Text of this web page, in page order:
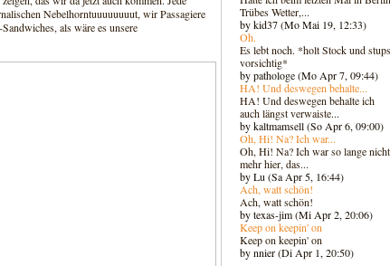
Nebelhorntuuuuuuuut, wir Passagiere
als wäre es unsere
Trübes Wetter,...
by kid37 (Mo Mai 19, 12:33)
Oh.
Es lebt noch. *holt Stock und
vorsichtig*
by pathologe (Mo Apr 7, 09:44)
HA! Und deswegen behalte...
HA! Und deswegen behalte ich
auch längst verwaiste...
by kaltmamsell (So Apr 6, 09:00)
Oh, Hi! Na? Ich war...
Oh, Hi! Na? Ich war so lange nicht
mehr hier, das...
by Lu (Sa Apr 5, 16:44)
Ach, watt schön!
Ach, watt schön!
by texas-jim (Mi Apr 2, 20:06)
Keep on keepin' on
Keep on keepin' on
by nnier (Di Apr 1, 20:50)